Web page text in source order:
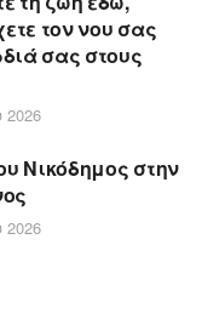
τον νου σας
σας στους
2026
Νικόδημος στην
2026